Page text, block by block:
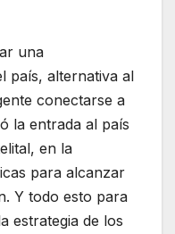
una
país, alternativa al
conectarse a
la entrada al país
en la
para alcanzar
Y todo esto para
estrategia de los